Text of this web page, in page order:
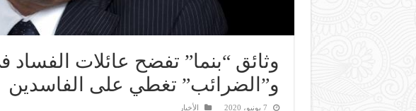
وثائق “بنما” تفضح عائلات
و”الضرائب” تغطي على الفاسدين
7 يونيو، 2020 الأخبار